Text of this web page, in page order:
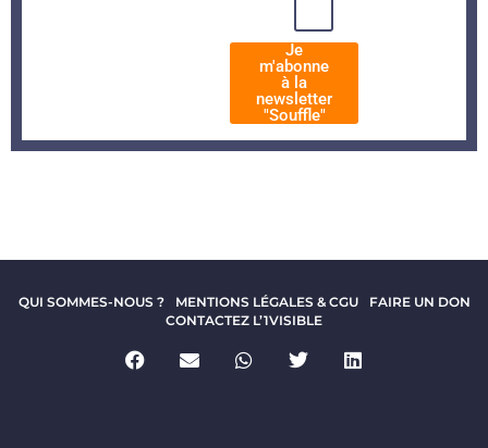
Je
m'abonne
à la
newsletter
"Souffle"
QUI SOMMES-NOUS ? MENTIONS LÉGALES & CGU
FAIRE UN DON
CONTACTEZ L’1VISIBLE